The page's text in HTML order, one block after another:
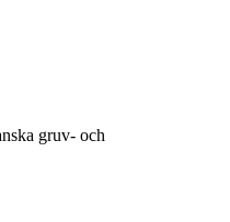
gruv- och